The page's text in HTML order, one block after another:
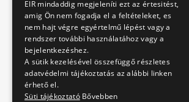
Cím
EIR mindaddig megjeleníti ezt az értesitést,
amig Ön nem fogadja el a feltételeket, es
nem hajt végre egyértelmű lépést vagy a
rendszer további használatához vagy a
bejelentkezéshez.
A sütik kezelésével összefüggő részletes
adatvédelmi tájékoztatás az alábbi linken
érhető el.
Süti tájékoztató Bővebben